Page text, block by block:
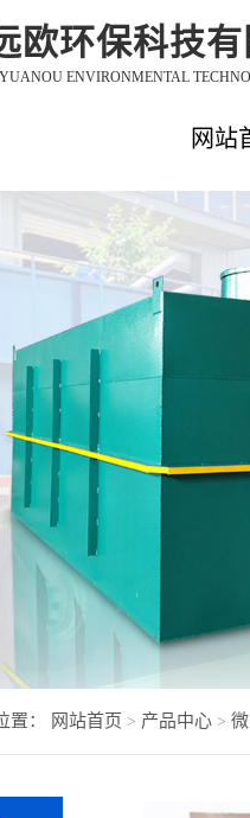
欧环保科技有
ENVIRONMENTAL
网站
置： 网站首页 > 产品中心>